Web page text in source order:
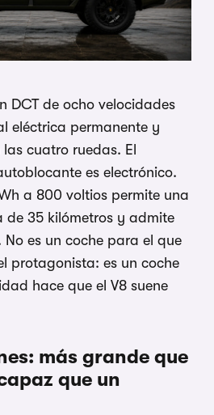
DCT de ocho velocidades
eléctrica permanente y
cuatro ruedas. El
es electrónico.
a 800 voltios permite una
de 35 kilómetros y admite
es un coche para el que
protagonista: es un coche
hace que el V8 suene
más grande que
que un